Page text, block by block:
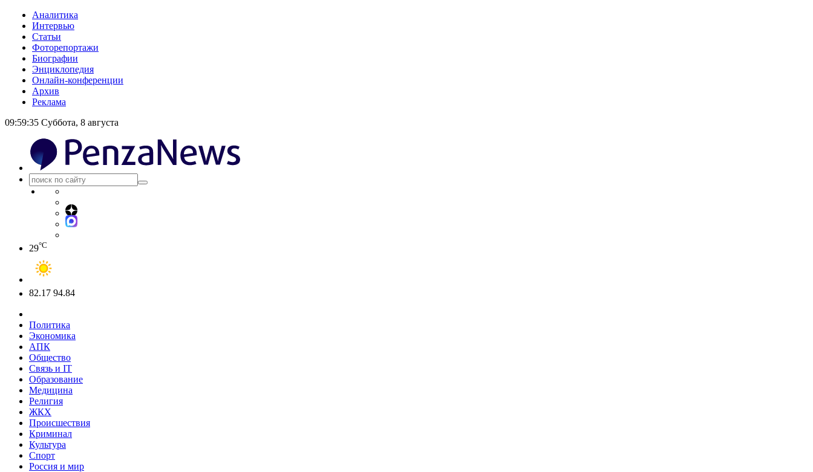
Аналитика
Интервью
Статьи
Фоторепортажи
Биографии
Энциклопедия
Онлайн-конференции
Архив
Реклама
09:59:35 Суббота, 8 августа
29°C
82.17 94.84
Политика
Экономика
АПК
Общество
Связь и IT
Образование
Медицина
Религия
ЖКХ
Происшествия
Криминал
Культура
Спорт
Россия и мир